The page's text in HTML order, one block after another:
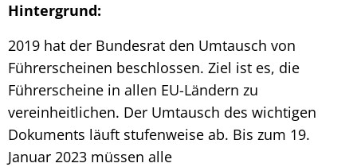
Hintergrund:
2019 hat der Bundesrat den Umtausch von
Führerscheinen beschlossen. Ziel ist es, die
Führerscheine in allen EU-Ländern zu
vereinheitlichen. Der Umtausch des wichtigen
Dokuments läuft stufenweise ab. Bis zum 19.
Januar 2023 müssen alle